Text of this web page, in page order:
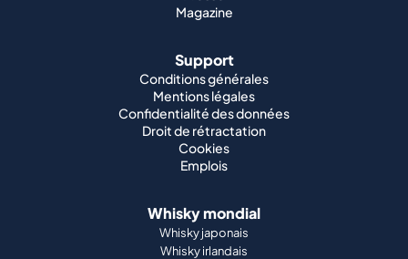
Magazine
Support
Conditions générales
Mentions légales
Confidentialité des données
Droit de rétractation
Cookies
Emplois
Whisky mondial
Whisky japonais
Whisky irlandais